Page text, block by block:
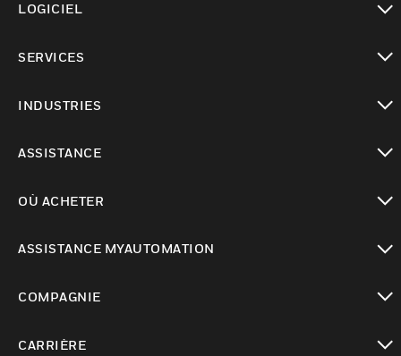
LOGICIEL
SERVICES
INDUSTRIES
ASSISTANCE
OÙ ACHETER
ASSISTANCE MYAUTOMATION
COMPAGNIE
CARRIÈRE